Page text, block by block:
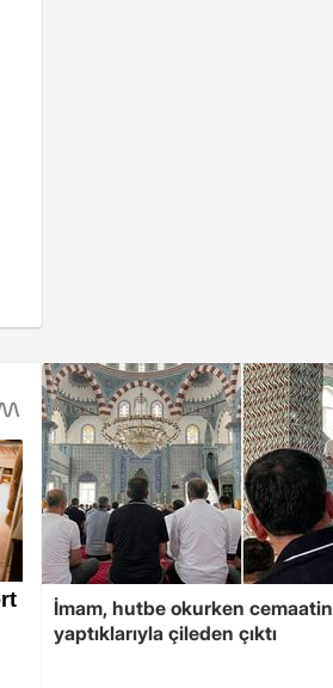
İmam, hutbe okurken cemaatin
yaptıklarıyla çileden çıktı